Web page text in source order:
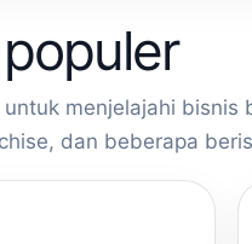
menjelajahi
dan beberapa